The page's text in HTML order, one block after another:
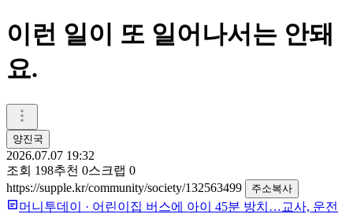
이런 일이 또 일어나서는 안돼
요.
양진국
2026.07.07 19:32
조회 198추천 0스크랩 0
https://supple.kr/community/society/132563499
주소복사
머니투데이 · 어린이집 버스에 아이 45분 방치…교사, 운전